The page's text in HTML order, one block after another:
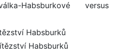
Habsburkové versus
Habsburků
Habsburků